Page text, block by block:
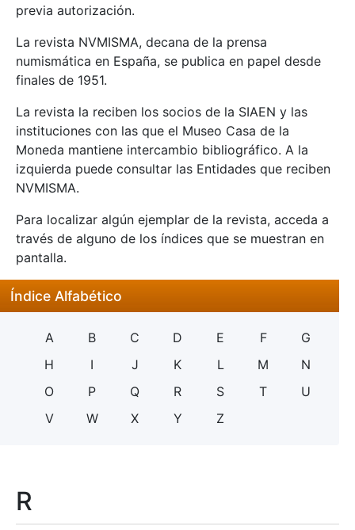
previa autorización.
La revista NVMISMA, decana de la prensa
numismática en España, se publica en papel desde
finales de 1951.
La revista la reciben los socios de la SIAEN y las
instituciones con las que el Museo Casa de la
Moneda mantiene intercambio bibliográfico. A la
izquierda puede consultar las Entidades que reciben
NVMISMA.
Para localizar algún ejemplar de la revista, acceda a
través de alguno de los índices que se muestran en
pantalla.
Índice Alfabético
A B C D E F
G
H
I J K L M
N
O
P Q R S T
U
V
W X Y Z
R